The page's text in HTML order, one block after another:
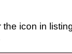
icon in